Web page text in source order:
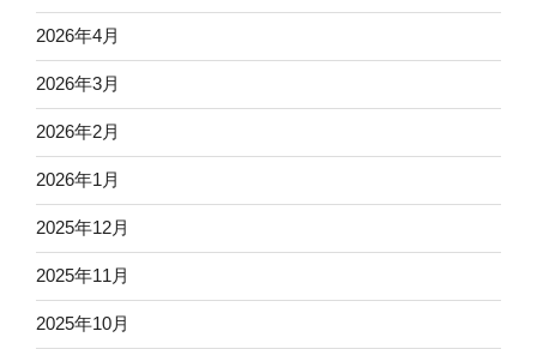
2026年4月
2026年3月
2026年2月
2026年1月
2025年12月
2025年11月
2025年10月